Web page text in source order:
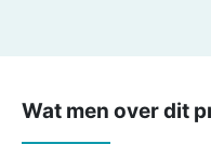
Wat men over dit